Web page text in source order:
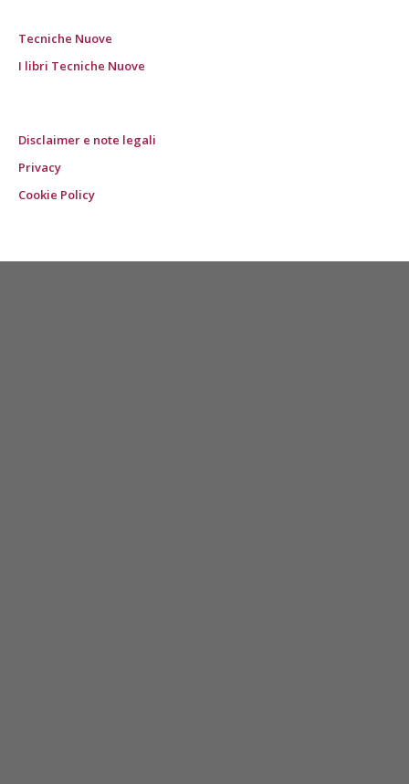
Tecniche Nuove
I libri Tecniche Nuove
Disclaimer e note legali
Privacy
Cookie Policy